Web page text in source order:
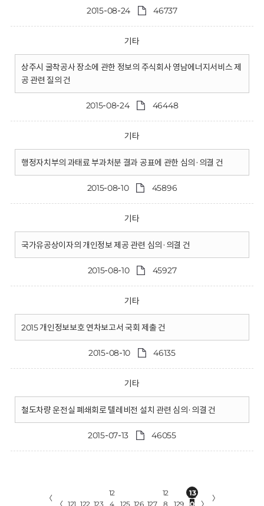
2015-08-24 46737
기타
상주시 굴착공사 장소에 관한 정보의 주식회사 영남에너지서비스 제
공 관련 질의 건
2015-08-24 46448
기타
행정자치부의 과태료 부과처분 결과 공표에 관한 심의·의결 건
2015-08-10 45896
기타
국가유공상이자의 개인정보 제공 관련 심의·의결 건
2015-08-10 45927
기타
2015 개인정보보호 연차보고서 국회 제출 건
2015-08-10 46135
기타
철도차량 운전실 폐쇄회로 텔레비전 설치 관련 심의·의결 건
2015-07-13 46055
〈
〈 121 122 123
12
4
125 126 127
12
8
129
13
0
〉
〉